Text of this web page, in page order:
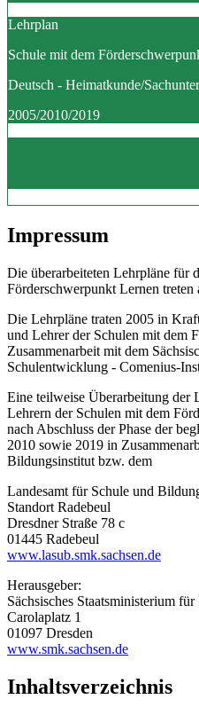
Lehrplan
Schule mit dem
Deutsch - Heimatkunde/
2005/2010/2019
Impressum
Die überarbeiteten Lehrpläne für
Förderschwerpunkt Lernen
Die Lehrpläne traten 2005 in
und Lehrer der Schulen mit dem
Zusammenarbeit mit dem
Schulentwicklung - Comenius-
Eine teilweise Überarbeitung der
Lehrern der Schulen mit dem
nach Abschluss der Phase der
2010 sowie 2019 in
Bildungsinstitut bzw. dem
Landesamt für Schule und
Standort Radebeul
Dresdner Straße 78 c
01445 Radebeul
www.lasub.smk.sachsen.de
Herausgeber:
Sächsisches Staatsministerium
Carolaplatz 1
01097 Dresden
www.smk.sachsen.de
Inhaltsverzeichnis